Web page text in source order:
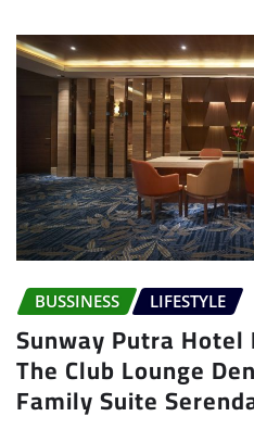
BUSSINESS LIFESTYLE
Sunway Putra
The Club Lounge
Family Suite